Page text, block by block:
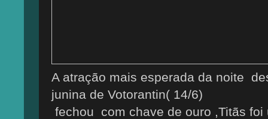
A atração mais esperada da noite
junina de Votorantin( 14/6)
fechou com chave de ouro ,Titãs foi